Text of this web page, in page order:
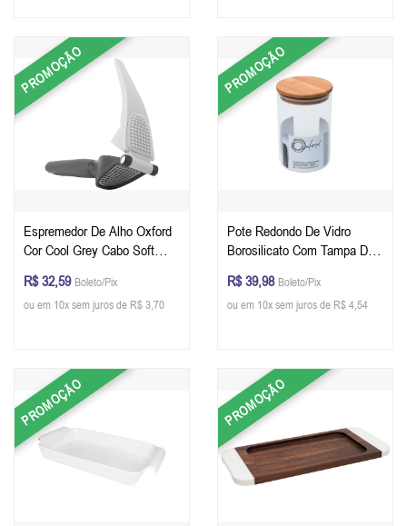
PROMOÇÃO
Espremedor De Alho Oxford
Cor Cool Grey Cabo Soft
R$ 32,59 Boleto/Pix
ou em 10x sem juros de R$ 3,70
PROMOÇÃO
Pote Redondo De Vidro
Borosilicato Com Tampa De
900 ml
R$ 39,98 Boleto/Pix
ou em 10x sem juros de R$ 4,54
PROMOÇÃO PROMOÇÃO